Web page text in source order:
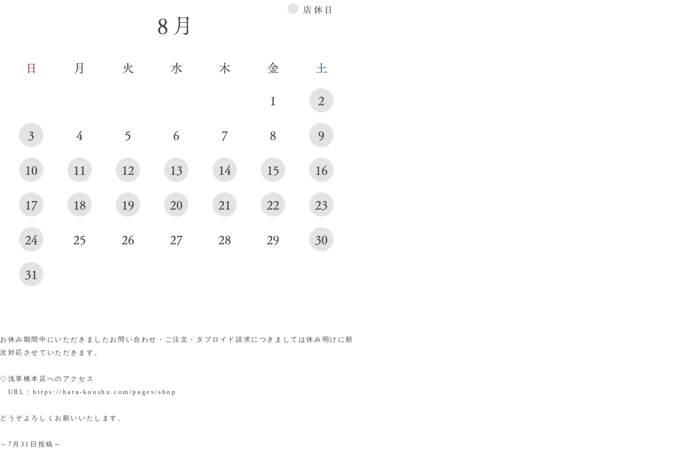
お休み期間中にいただきましたお問い合わせ・ご注文・タブロイド請求につきましては休み明けに順
次対応させていただきます。
◇浅草橋本店へのアクセス
URL： https://hara-koushu.com/pages/shop
どうぞよろしくお願いいたします。
～7月31日投稿～